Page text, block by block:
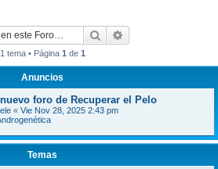
Buscar
1 tema • Página 1 de 1
Anuncios
foro de Recuperar el Pelo
« Vie Nov 28, 2025 2:43 pm
Temas